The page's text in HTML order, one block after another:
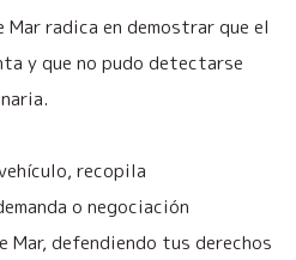
radica en demostrar que el
y que no pudo detectarse
recopila
o negociación
defendiendo tus derechos